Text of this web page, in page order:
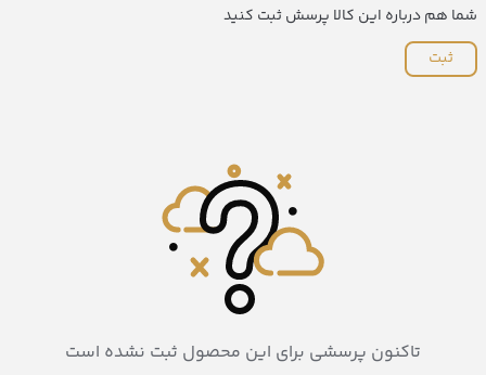
شما هم درباره این کالا پرسش ثبت کنید
ثبت
تاکنون پرسشی برای این محصول ثبت نشده است